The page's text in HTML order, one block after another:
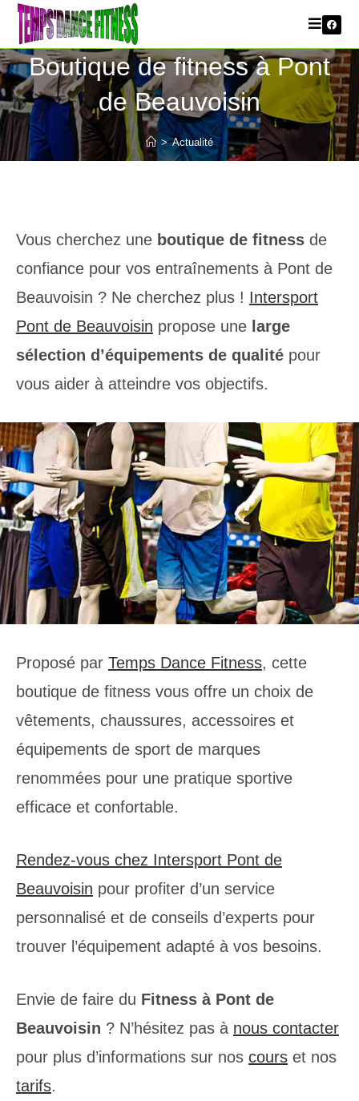
Boutique de fitness à Pont
de Beauvoisin
> Actualité
Vous cherchez une boutique de fitness de
confiance pour vos entraînements à Pont de
Beauvoisin ? Ne cherchez plus ! Intersport
Pont de Beauvoisin propose une large
sélection d’équipements de qualité pour
vous aider à atteindre vos objectifs.
Proposé par Temps Dance Fitness, cette
boutique de fitness vous offre un choix de
vêtements, chaussures, accessoires et
équipements de sport de marques
renommées pour une pratique sportive
efficace et confortable.
Rendez-vous chez Intersport Pont de
Beauvoisin pour profiter d’un service
personnalisé et de conseils d’experts pour
trouver l’équipement adapté à vos besoins.
Envie de faire du Fitness à Pont de
Beauvoisin ? N’hésitez pas à nous contacter
pour plus d’informations sur nos cours et nos
tarifs.